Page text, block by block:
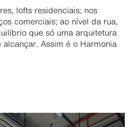
lofts residenciais; nos
comerciais; ao nível da rua,
que só uma arquitetura
Assim é o Harmonia